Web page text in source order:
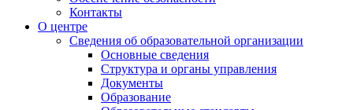
Контакты
О центре
Сведения об образовательной организации
Основные сведения
Структура и органы управления
Документы
Образование